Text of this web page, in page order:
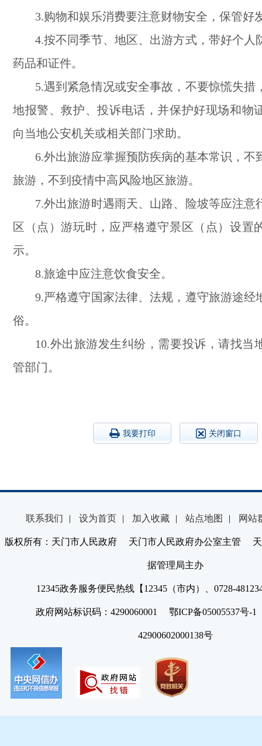
3.购物和娱乐消费要注意财物安全，保管好
4.按不同季节、地区、出游方式，带好个人
药品和证件。
5.遇到紧急情况或安全事故，不要惊慌失措
地报警、救护、投诉电话，并保护好现场和物
向当地公安机关或相关部门求助。
6.外出旅游应掌握预防疾病的基本常识，不
旅游，不到疫情中高风险地区旅游。
7.外出旅游时遇雨天、山路、险坡等应注意
区（点）游玩时，应严格遵守景区（点）设置
示。
8.旅途中应注意饮食安全。
9.严格遵守国家法律、法规，遵守旅游途经
俗。
10.外出旅游发生纠纷，需要投诉，请找当
管部门。
我要打印 关闭窗口
联系我们 | 设为首页 | 加入收藏 | 站点地图 | 网站
版权所有：天门市人民政府 天门市人民政府办公室主管 天
据管理局主办
12345政务服务便民热线【12345（市内）、0728-
政府网站标识码：4290060001 鄂ICP备05005537号
42900602000138号